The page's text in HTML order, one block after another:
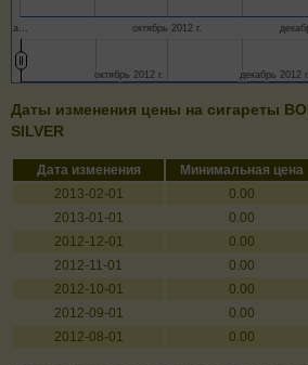
а… октябрь 2012 г.
октябрь 2012 г.
октябрь 2012 г. декабрь 2012 г.
декабрь 2012 г.
Даты изменения цены на сигареты
SILVER
Дата изменения Минимальная цена
2013-02-01
0.00
2013-01-01
0.00
2012-12-01
0.00
2012-11-01
0.00
2012-10-01
0.00
2012-09-01
0.00
2012-08-01
0.00